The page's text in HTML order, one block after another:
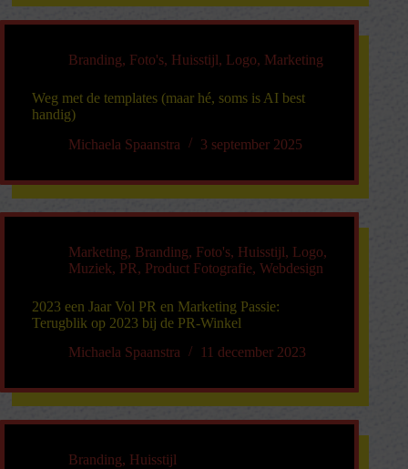
Branding, Foto's, Huisstijl, Logo, Marketing
Weg met de templates (maar hé, soms is AI best
handig)
Michaela Spaanstra
3 september 2025
Marketing, Branding, Foto's, Huisstijl, Logo,
Muziek, PR, Product Fotografie, Webdesign
2023 een Jaar Vol PR en Marketing Passie:
Terugblik op 2023 bij de PR-Winkel
Michaela Spaanstra
11 december 2023
Branding, Huisstijl